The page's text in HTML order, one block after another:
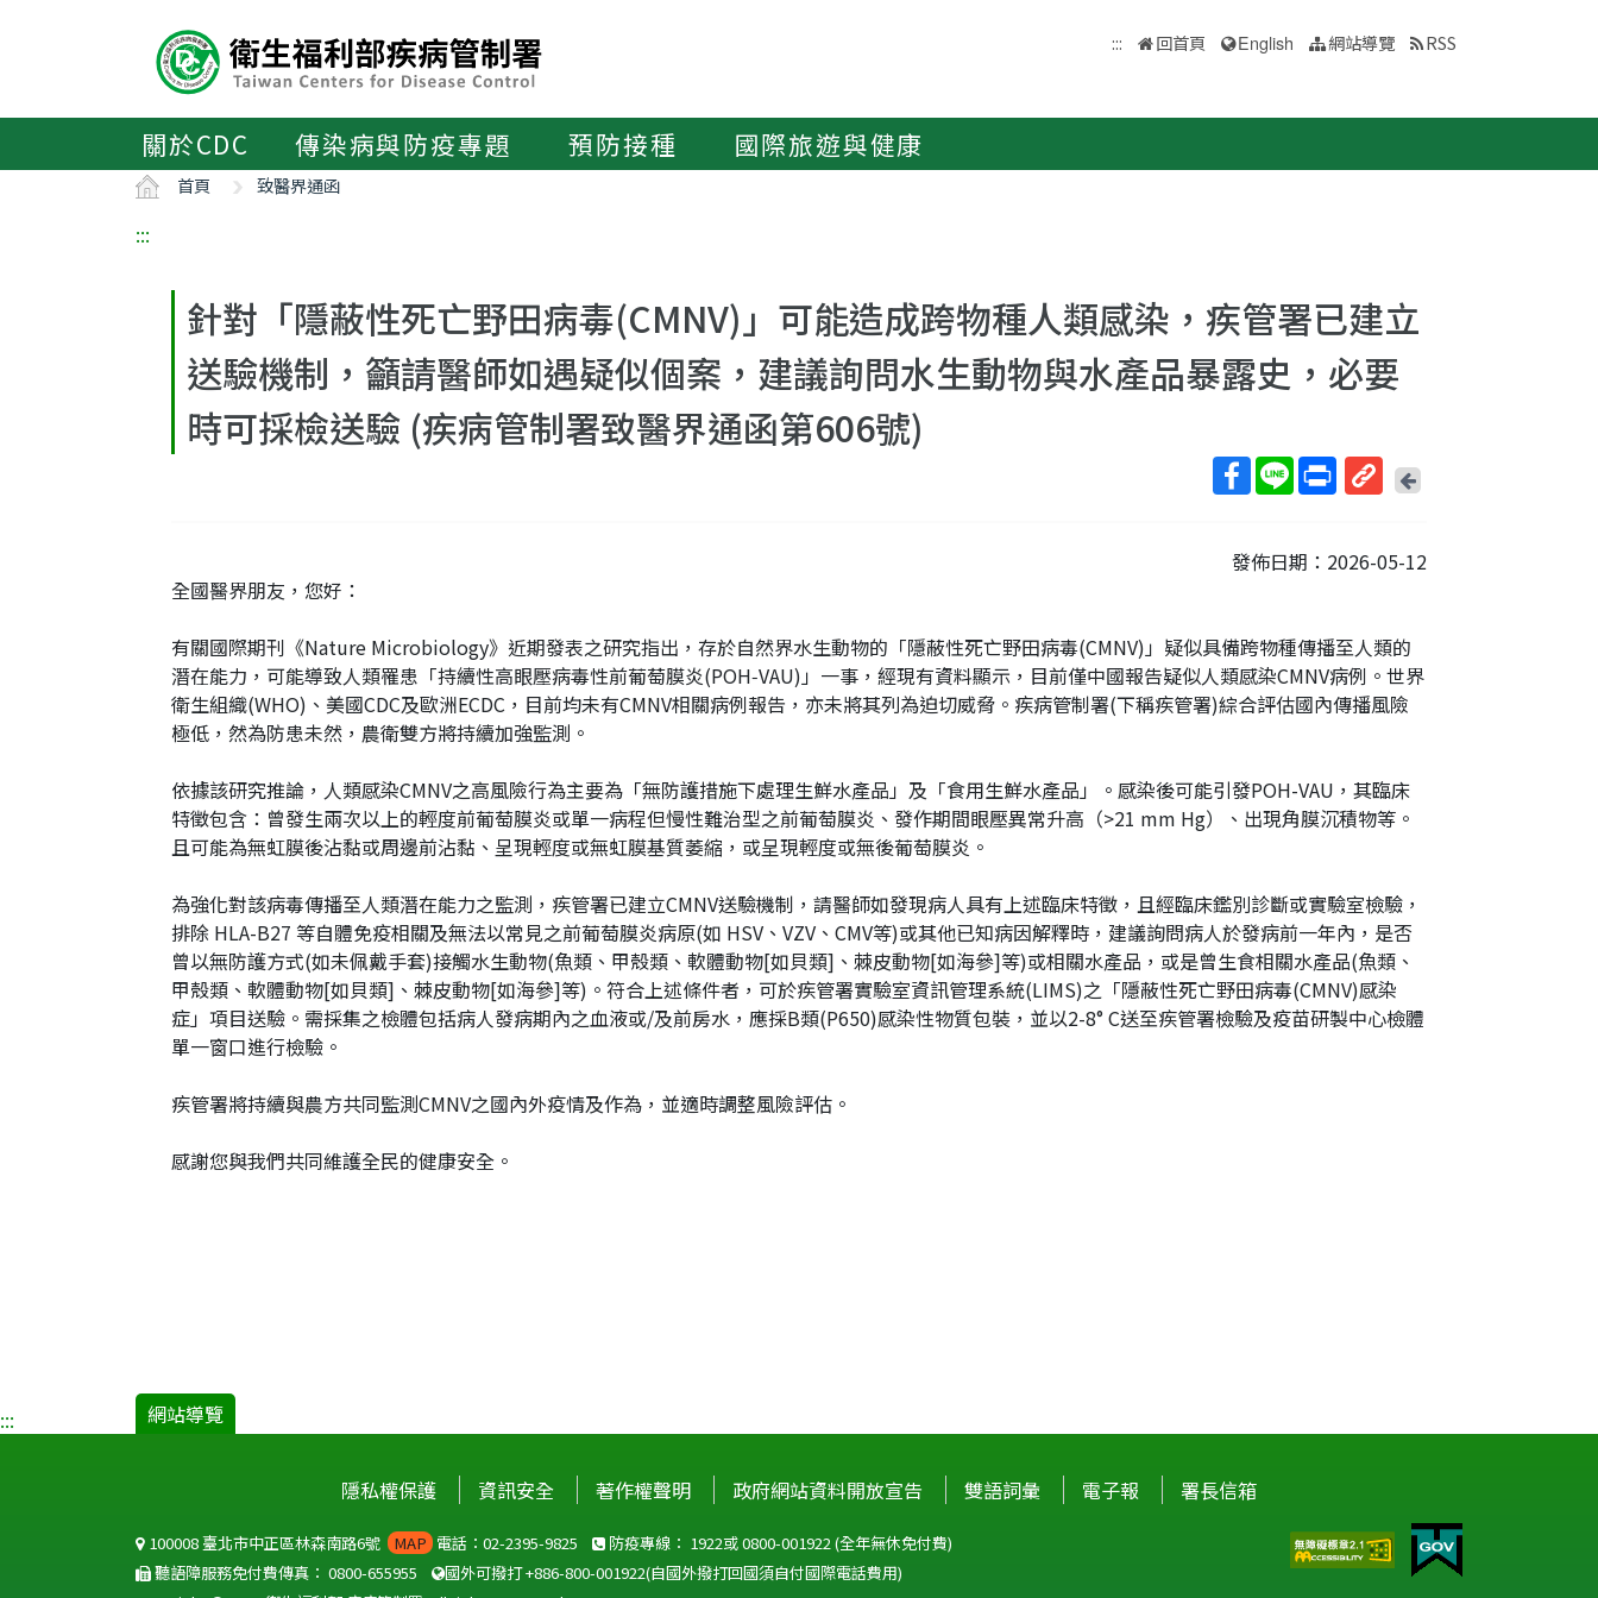
區
::: 回首頁 English 網站導覽 RSS
關於CDC 傳染病與防疫專題 預防接種 國際旅遊與健康
首頁 致醫界通函
:::
針對「隱蔽性死亡野田病毒(CMNV)」可能造成跨物種人類感染，疾管署已建立
送驗機制，籲請醫師如遇疑似個案，建議詢問水生動物與水產品暴露史，必要
時可採檢送驗 (疾病管制署致醫界通函第606號)
短
回
上
頁
發佈日期：2026-05-12
全國醫界朋友，您好：
有關國際期刊《Nature Microbiology》近期發表之研究指出，存於自然界水生動物的「隱蔽性死亡野田病毒(CMNV)」疑似具備跨物種傳播至人類的
潛在能力，可能導致人類罹患「持續性高眼壓病毒性前葡萄膜炎(POH‑VAU)」一事，經現有資料顯示，目前僅中國報告疑似人類感染CMNV病例。世界
衛生組織(WHO)、美國CDC及歐洲ECDC，目前均未有CMNV相關病例報告，亦未將其列為迫切威脅。疾病管制署(下稱疾管署)綜合評估國內傳播風險
極低，然為防患未然，農衛雙方將持續加強監測。
依據該研究推論，人類感染CMNV之高風險行為主要為「無防護措施下處理生鮮水產品」及「食用生鮮水產品」。感染後可能引發POH-VAU，其臨床
特徵包含：曾發生兩次以上的輕度前葡萄膜炎或單一病程但慢性難治型之前葡萄膜炎、發作期間眼壓異常升高（>21 mm Hg）、出現角膜沉積物等。
且可能為無虹膜後沾黏或周邊前沾黏、呈現輕度或無虹膜基質萎縮，或呈現輕度或無後葡萄膜炎。
為強化對該病毒傳播至人類潛在能力之監測，疾管署已建立CMNV送驗機制，請醫師如發現病人具有上述臨床特徵，且經臨床鑑別診斷或實驗室檢驗，
排除 HLA-B27 等自體免疫相關及無法以常見之前葡萄膜炎病原(如 HSV、VZV、CMV等)或其他已知病因解釋時，建議詢問病人於發病前一年內，是否
曾以無防護方式(如未佩戴手套)接觸水生動物(魚類、甲殼類、軟體動物[如貝類]、棘皮動物[如海參]等)或相關水產品，或是曾生食相關水產品(魚類、
甲殼類、軟體動物[如貝類]、棘皮動物[如海參]等)。符合上述條件者，可於疾管署實驗室資訊管理系統(LIMS)之「隱蔽性死亡野田病毒(CMNV)感染
症」項目送驗。需採集之檢體包括病人發病期內之血液或/及前房水，應採B類(P650)感染性物質包裝，並以2-8° C送至疾管署檢驗及疫苗研製中心檢體
單一窗口進行檢驗。
疾管署將持續與農方共同監測CMNV之國內外疫情及作為，並適時調整風險評估。
感謝您與我們共同維護全民的健康安全。
::: 網站導覽
隱私權保護 資訊安全 著作權聲明 政府網站資料開放宣告 雙語詞彙 電子報 署長信箱
100008 臺北市中正區林森南路6號 MAP 電話：02-2395-9825 防疫專線： 1922或0800-001922(全年無休免付費)
聽語障服務免付費傳真： 0800-655955 國外可撥打+886-800-001922(自國外撥打回國須自付國際電話費用)